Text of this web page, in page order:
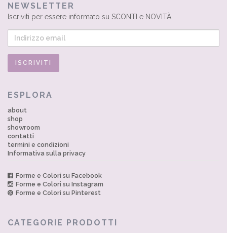
NEWSLETTER
Iscriviti per essere informato su SCONTI e NOVITÀ
ESPLORA
about
shop
showroom
contatti
termini e condizioni
Informativa sulla privacy
Forme e Colori su Facebook
Forme e Colori su Instagram
Forme e Colori su Pinterest
CATEGORIE PRODOTTI